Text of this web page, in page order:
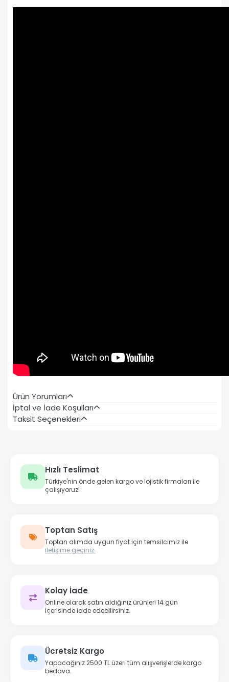
Ürün Yorumları
İptal ve İade Koşulları
Taksit Seçenekleri
Hızlı Teslimat
Türkiye'nin önde gelen kargo ve lojistik firmaları ile
çalışıyoruz!
Toptan Satış
Toptan alımda uygun fiyat için temsilcimiz ile
iletişime geçiniz.
Kolay İade
Online olarak satın aldığınız ürünleri 14 gün
içerisinde iade edebilirsiniz.
Ücretsiz Kargo
Yapacağınız 2500 TL üzeri tüm alışverişlerde kargo
bedava.